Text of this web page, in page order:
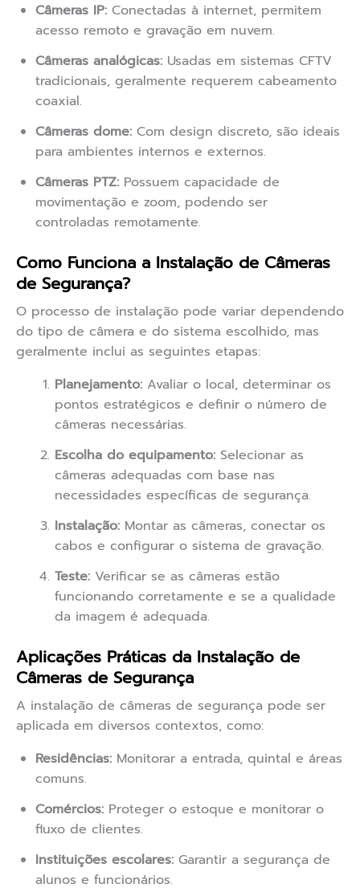
Câmeras IP: Conectadas à internet, permitem
acesso remoto e gravação em nuvem.
Câmeras analógicas: Usadas em sistemas CFTV
tradicionais, geralmente requerem cabeamento
coaxial.
Câmeras dome: Com design discreto, são ideais
para ambientes internos e externos.
Câmeras PTZ: Possuem capacidade de
movimentação e zoom, podendo ser
controladas remotamente.
Como Funciona a Instalação de Câmeras
de Segurança?
O processo de instalação pode variar dependendo
do tipo de câmera e do sistema escolhido, mas
geralmente inclui as seguintes etapas:
Planejamento: Avaliar o local, determinar os
pontos estratégicos e definir o número de
câmeras necessárias.
Escolha do equipamento: Selecionar as
câmeras adequadas com base nas
necessidades específicas de segurança.
Instalação: Montar as câmeras, conectar os
cabos e configurar o sistema de gravação.
Teste: Verificar se as câmeras estão
funcionando corretamente e se a qualidade
da imagem é adequada.
Aplicações Práticas da Instalação de
Câmeras de Segurança
A instalação de câmeras de segurança pode ser
aplicada em diversos contextos, como:
Residências: Monitorar a entrada, quintal e áreas
comuns.
Comércios: Proteger o estoque e monitorar o
fluxo de clientes.
Instituições escolares: Garantir a segurança de
alunos e funcionários.